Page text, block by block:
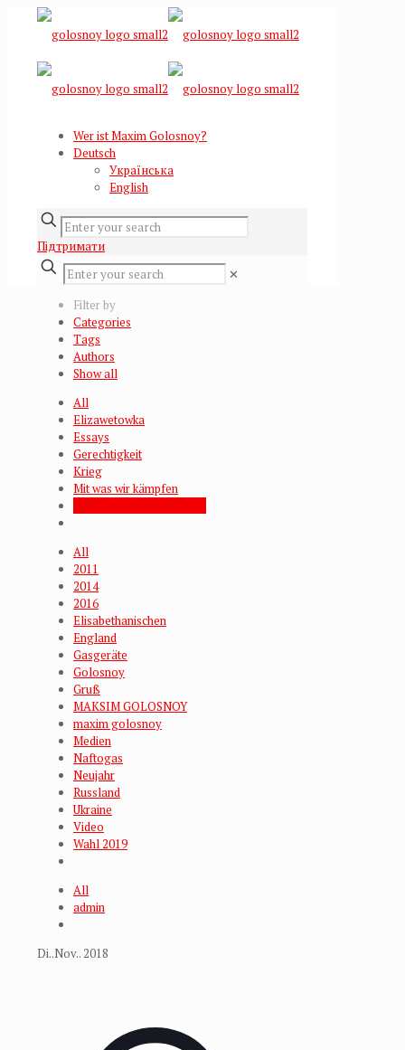
Wer ist Maxim Golosnoy?
Deutsch
Українська
English
Підтримати
✕
Filter by
Categories
Tags
Authors
Show all
All
Elizawetowka
Essays
Gerechtigkeit
Krieg
Mit was wir kämpfen
All
2011
2014
2016
Elisabethanischen
England
Gasgeräte
Golosnoy
Gruß
MAKSIM GOLOSNOY
maxim golosnoy
Medien
Naftogas
Neujahr
Russland
Ukraine
Video
Wahl 2019
All
admin
Di..Nov.. 2018